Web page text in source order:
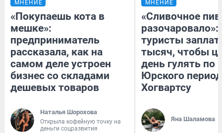
МНЕНИЕ
«Покупаешь кота в
мешке»:
предприниматель
рассказала, как на
самом деле устроен
бизнес со складами
дешевых товаров
Наталья Шорохова
Открыла кофейную точку на
деньги соцразвития
МНЕНИЕ
«Сливочное
разочаровало»:
туристы
тысяч, чтобы
день гулять по
Юрского
Хогвартсу
Яна Шаламова